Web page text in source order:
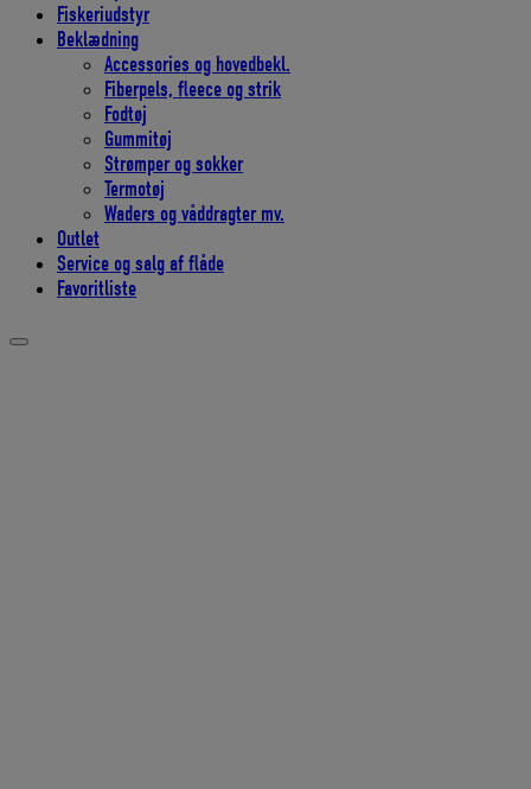
Fiskeriudstyr
Beklædning
Accessories og hovedbekl.
Fiberpels, fleece og strik
Fodtøj
Gummitøj
Strømper og sokker
Termotøj
Waders og våddragter mv.
Outlet
Service og salg af flåde
Favoritliste